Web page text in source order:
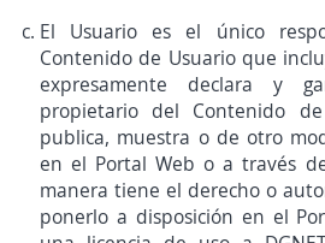
El Usuario es el único
Contenido de Usuario que
expresamente declara y
propietario del Contenido
publica, muestra o de otro
en el Portal Web o a través
manera tiene el derecho o
ponerlo a disposición en el